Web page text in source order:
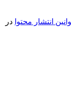
انتشار محتوا در